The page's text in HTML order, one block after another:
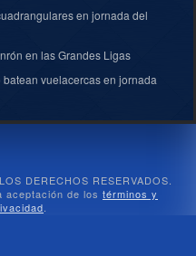
en jornada del
en las Grandes Ligas
vuelacercas en jornada
DERECHOS RESERVADOS.
aceptación de los términos y
.